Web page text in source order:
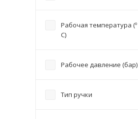
Рабочая температура (º
С)
Рабочее давление (бар)
Тип ручки